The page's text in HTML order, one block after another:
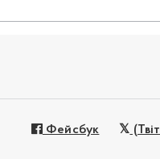
Фейсбук